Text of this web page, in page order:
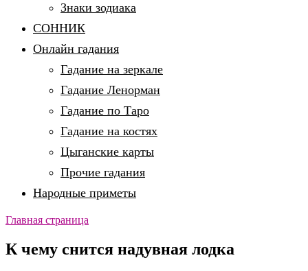
Знаки зодиака
СОННИК
Онлайн гадания
Гадание на зеркале
Гадание Ленорман
Гадание по Таро
Гадание на костях
Цыганские карты
Прочие гадания
Народные приметы
Главная страница
К чему снится надувная лодка